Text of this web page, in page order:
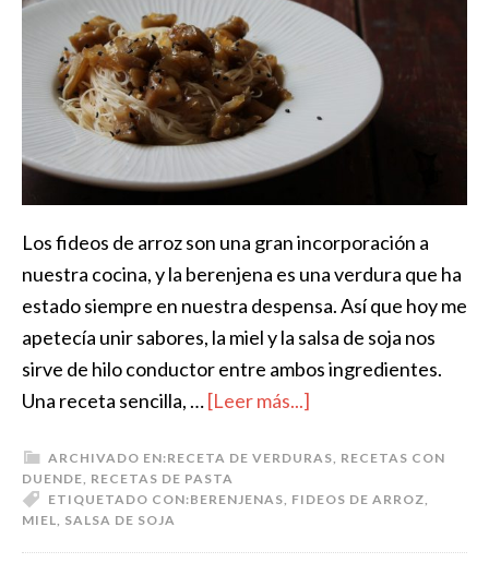
Los fideos de arroz son una gran incorporación a
nuestra cocina, y la berenjena es una verdura que ha
estado siempre en nuestra despensa. Así que hoy me
apetecía unir sabores, la miel y la salsa de soja nos
sirve de hilo conductor entre ambos ingredientes.
Una receta sencilla, …[Leer más...]
ARCHIVADO EN:RECETA DE VERDURAS RECETAS CON
DUENDE RECETAS DE PASTA
ETIQUETADO CON:BERENJENAS FIDEOS DE ARROZ
MIEL SALSA DE SOJA